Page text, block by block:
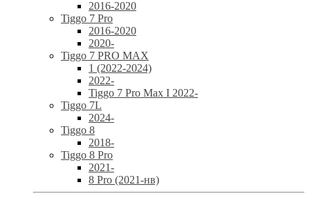
2016-2020
Tiggo 7 Pro
2016-2020
2020-
Tiggo 7 PRO MAX
1 (2022-2024)
2022-
Tiggo 7 Pro Max I 2022-
Tiggo 7L
2024-
Tiggo 8
2018-
Tiggo 8 Pro
2021-
8 Pro (2021-нв)